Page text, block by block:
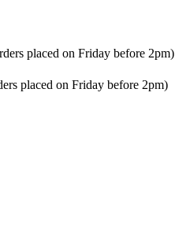
placed on Friday before 2pm)
placed on Friday before 2pm)